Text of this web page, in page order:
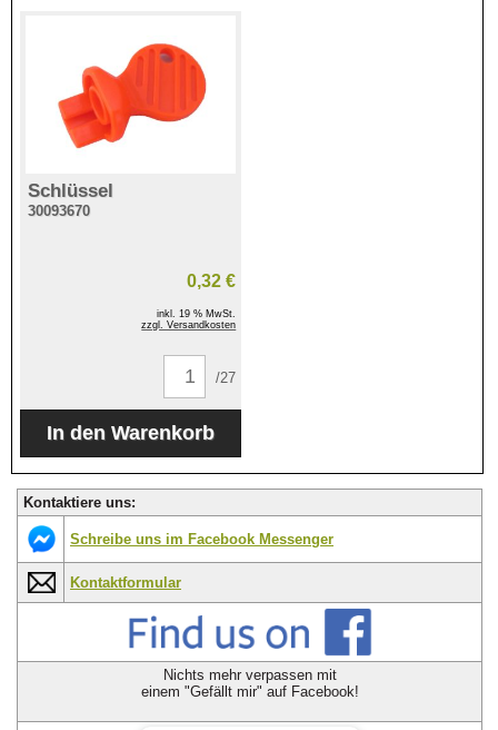
Schlüssel
30093670
0,32 €
inkl. 19 % MwSt.
zzgl. Versandkosten
/27
Kontaktiere uns:
Schreibe uns im Facebook Messenger
Kontaktformular
Nichts mehr verpassen mit
einem "Gefällt mir" auf Facebook!